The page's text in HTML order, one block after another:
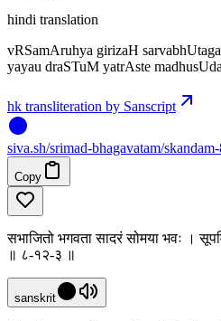
hindi translation
vRSamAruhya girizaH
yayau draSTuM yatrAste
hk transliteration by Sanscript
siva.sh/srimad-bhagavatam/
Copy
सभाजितो भगवता सादरं सोमया भवः ।
॥ ८-१२-३ ॥
sanskrit